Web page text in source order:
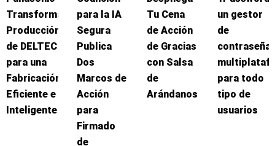
Transforma
Producción
de DELTEC
para una
Fabricación
Eficiente e
Inteligente
para la IA
Segura
Publica
Dos
Marcos de
Acción
para
Firmado
de
Tu Cena
de Acción
de Gracias
con Salsa
de
Arándanos
un gestor
de
para todo
tipo de
usuarios